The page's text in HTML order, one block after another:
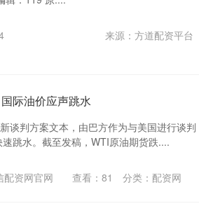
来源：方道配资平台
际油价应声跳水
谈判方案文本，由巴方作为与美国进行谈判
跳水。截至发稿，WTI原油期货跌....
配资网官网 查看： 81 分类： 配资网